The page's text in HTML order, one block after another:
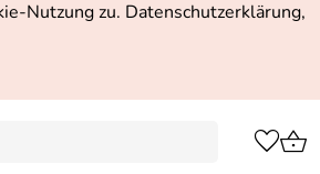
Nutzung zu. Datenschutzerklärung,